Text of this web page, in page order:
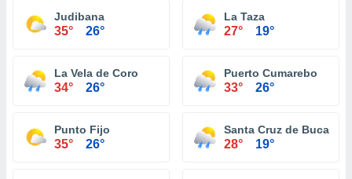
Judibana
35° 26°
La Taza
27° 19°
La Vela de Coro
34° 26°
Puerto Cumarebo
33° 26°
Punto Fijo
35° 26°
Santa Cruz de Bucaral
28° 19°